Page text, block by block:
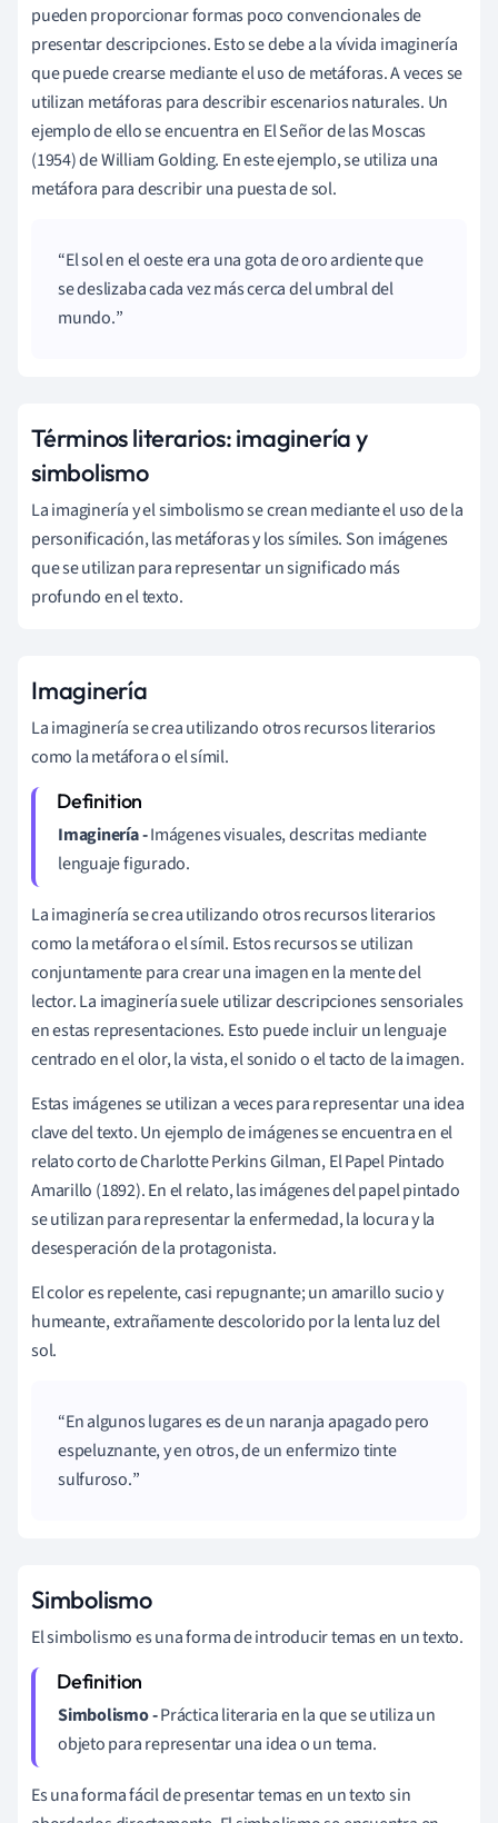
pueden proporcionar formas poco convencionales de
presentar descripciones. Esto se debe a la vívida imaginería
que puede crearse mediante el uso de metáforas. A veces se
utilizan metáforas para describir escenarios naturales. Un
ejemplo de ello se encuentra en El Señor de las Moscas
(1954) de William Golding. En este ejemplo, se utiliza una
metáfora para describir una puesta de sol.
El sol en el oeste era una gota de oro ardiente que
se deslizaba cada vez más cerca del umbral del
mundo.
Términos literarios: imaginería y
simbolismo
La imaginería y el simbolismo se crean mediante el uso de la
personificación, las metáforas y los símiles. Son imágenes
que se utilizan para representar un significado más
profundo en el texto.
Imaginería
La imaginería se creautilizando otros recursos literarios
como la metáfora o el símil.
Imaginería-Imágenes visuales, descritas mediante
lenguaje figurado.
La imaginería se crea utilizando otros recursos literarios
como la metáfora o elsímil. Estos recursos se utilizan
conjuntamente para crear una imagen en la mente del
lector.La imagineríasuele utilizar descripciones sensoriales
en estas representaciones. Esto puede incluir un lenguaje
centrado en el olor, la vista, el sonido o el tacto de la imagen.
Estas imágenes se utilizan a veces para representar una idea
clave del texto. Un ejemplo de imágenes se encuentra en el
relato corto de Charlotte Perkins Gilman,El Papel Pintado
Amarillo (1892). En el relato, las imágenes del papel pintado
se utilizan para representar la enfermedad, la locura y la
desesperación de la protagonista.
El color es repelente, casi repugnante; un amarillo sucio y
humeante, extrañamente descolorido por la lenta luz del
sol.
En algunos lugares es de un naranja apagado pero
espeluznante, y en otros, de un enfermizo tinte
sulfuroso.
Simbolismo
El simbolismoes una forma de introducir temas en un texto.
Simbolismo-Práctica literaria en la que se utiliza un
objeto para representar una idea o un tema.
Es una forma fácil de presentar temas en un texto sin